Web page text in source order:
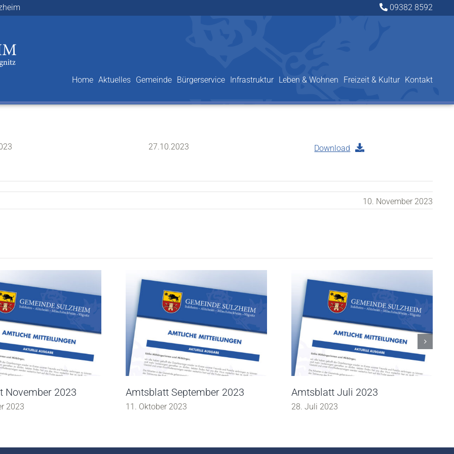
09382 8592
Home Aktuelles Gemeinde Bürgerservice Infrastruktur Leben & Wohnen Freizeit & Kultur Kontakt
27.10.2023 Download
10. November 2023
November 2023
2023
Amtsblatt September 2023
11. Oktober 2023
Amtsblatt Juli 2023
28. Juli 2023